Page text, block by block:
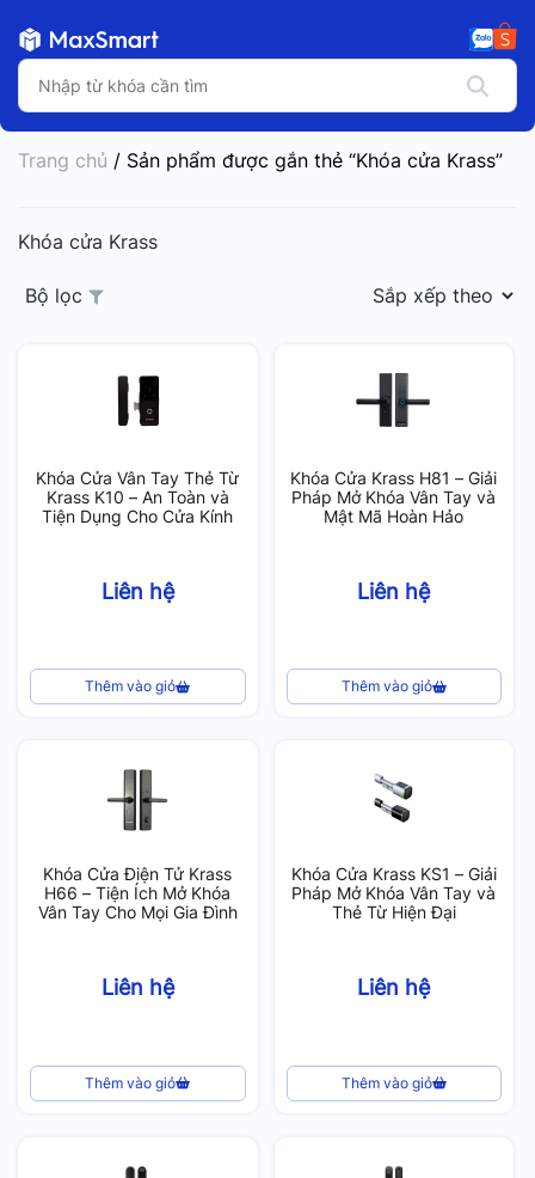
Trang chủ / Sản phẩm được gắn thẻ “Khóa cửa Krass”
Khóa cửa Krass
Bộ lọc
Khóa Cửa Vân Tay Thẻ Từ
Krass K10 – An Toàn và
Tiện Dụng Cho Cửa Kính
Liên hệ
Thêm vào giỏ
Khóa Cửa Krass H81 – Giải
Pháp Mở Khóa Vân Tay và
Mật Mã Hoàn Hảo
Liên hệ
Thêm vào giỏ
Khóa Cửa Điện Tử Krass
H66 – Tiện Ích Mở Khóa
Vân Tay Cho Mọi Gia Đình
Liên hệ
Thêm vào giỏ
Khóa Cửa Krass KS1 – Giải
Pháp Mở Khóa Vân Tay và
Thẻ Từ Hiện Đại
Liên hệ
Thêm vào giỏ